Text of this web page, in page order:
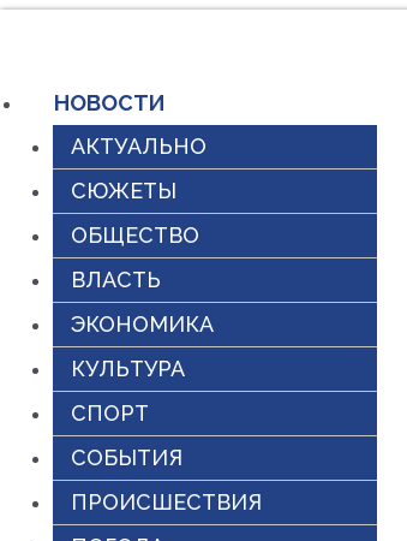
содержимому
НОВОСТИ
АКТУАЛЬНО
СЮЖЕТЫ
ОБЩЕСТВО
ВЛАСТЬ
ЭКОНОМИКА
КУЛЬТУРА
СПОРТ
СОБЫТИЯ
ПРОИСШЕСТВИЯ